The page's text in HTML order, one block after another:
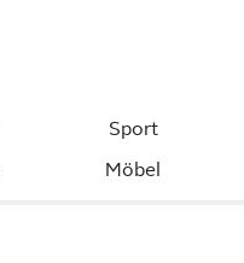
Sport
Möbel